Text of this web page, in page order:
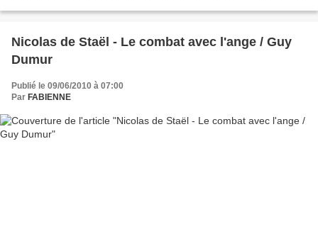
Nicolas de Staël - Le combat avec l'ange / Guy
Dumur
Publié le 09/06/2010 à 07:00
Par FABIENNE